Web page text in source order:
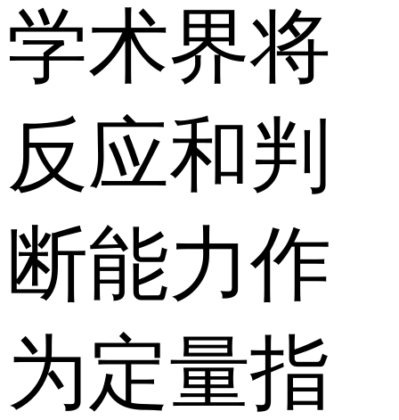
学术界将
反应和判
断能力作
为定量指